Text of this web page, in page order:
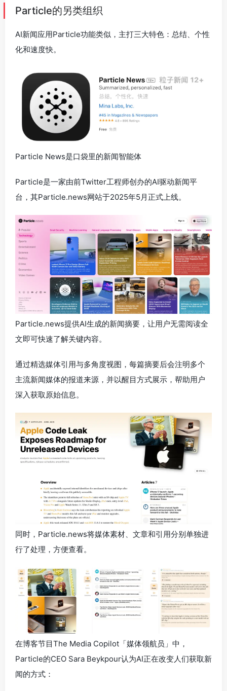
Particle的另类组织
AI新闻应用Particle功能类似，主打三大特色：总结、个性
化和速度快。
Particle News是口袋里的新闻智能体
Particle是一家由前Twitter工程师创办的AI驱动新闻平
台，其Particle.news网站于2025年5月正式上线。
Particle.news提供AI生成的新闻摘要，让用户无需阅读全
文即可快速了解关键内容。
通过精选媒体引用与多角度视图，每篇摘要后会注明多个
主流新闻媒体的报道来源，并以醒目方式展示，帮助用户
深入获取原始信息。
同时，Particle.news将媒体素材、文章和引用分别单独进
行了处理，方便查看。
在博客节目The Media Copilot「媒体领航员」中，
Particle的CEO Sara Beykpour认为AI正在改变人们获取新
闻的方式：